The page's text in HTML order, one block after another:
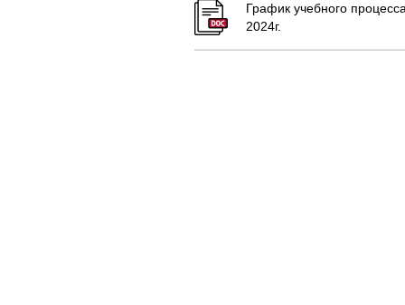
График учебного
2024г.